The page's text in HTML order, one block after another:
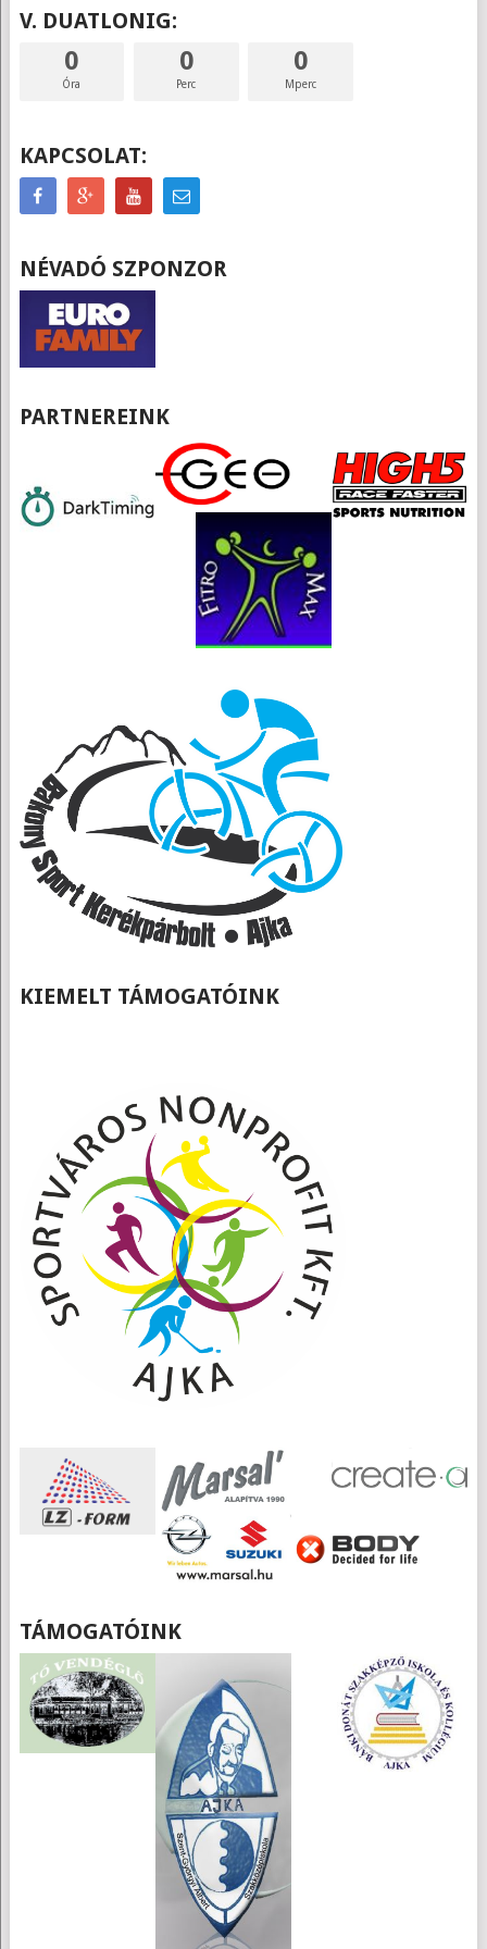
V. DUATLONIG:
0
Óra
0
Perc
0
Mperc
KAPCSOLAT:
NÉVADÓ SZPONZOR
PARTNEREINK
KIEMELT TÁMOGATÓINK
TÁMOGATÓINK